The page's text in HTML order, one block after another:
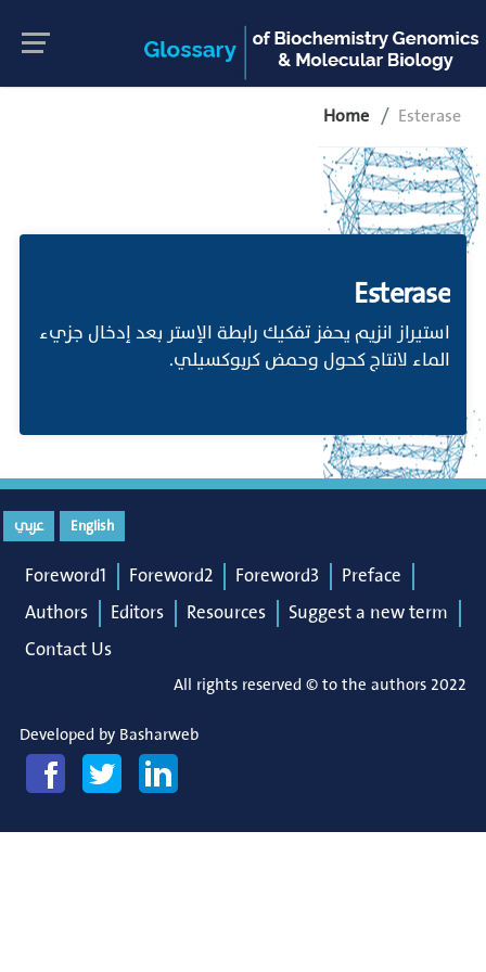
Home Esterase
Esterase
استيراز انزيم يحفز تفكيك رابطة الإستر بعد إدخال جزيء
الماء لانتاج كحول وحمض كربوكسيلي.
English عربي
Foreword1 Foreword2 Foreword3
Preface
Authors
Editors Resources
Suggest a new term
Contact Us
All rights reserved © to the authors 2022
Developed by Basharweb